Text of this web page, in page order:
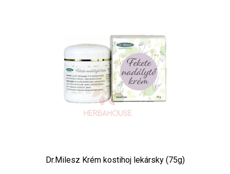
Dr.Milesz Krém kostihoj lekársky (75g)